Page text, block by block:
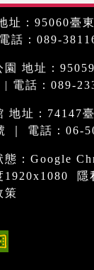
址：95060臺
話：089-
園 地址：
| 電話：089-
地址：74147
｜ 電話：06-
態：Google
1920x1080
隱
策